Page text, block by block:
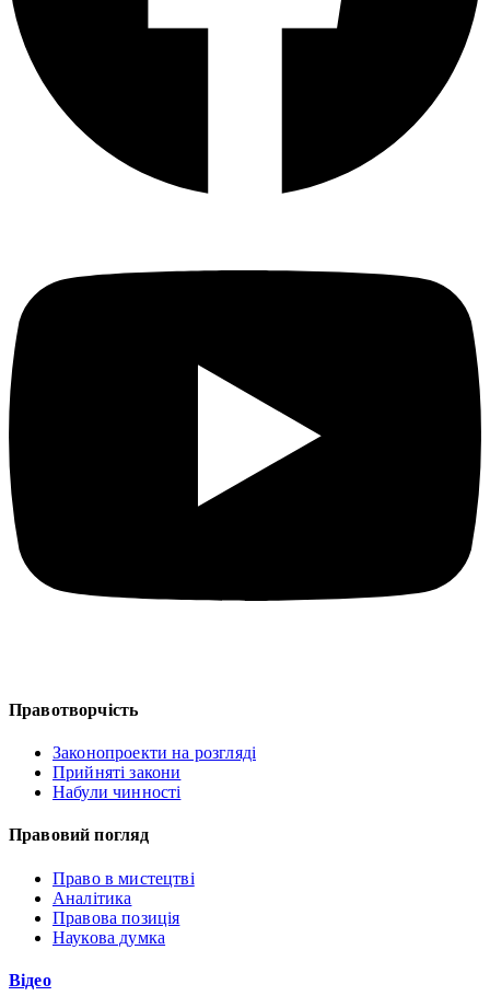
Правотворчість
Законопроекти на розгляді
Прийняті закони
Набули чинності
Правовий погляд
Право в мистецтві
Аналітика
Правова позиція
Наукова думка
Відео